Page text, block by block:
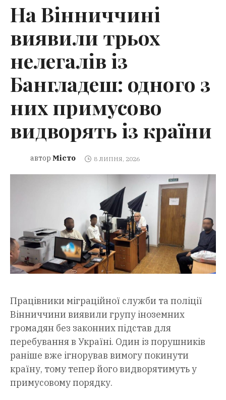
На Вінниччині
виявили трьох
нелегалів із
Бангладеш: одного з
них примусово
видворять із країни
автор Місто 8 ЛИПНЯ, 2026
Працівники міграційної служби та поліції
Вінниччини виявили групу іноземних
громадян без законних підстав для
перебування в Україні. Один із порушників
раніше вже ігнорував вимогу покинути
країну, тому тепер його видворятимуть у
примусовому порядку.